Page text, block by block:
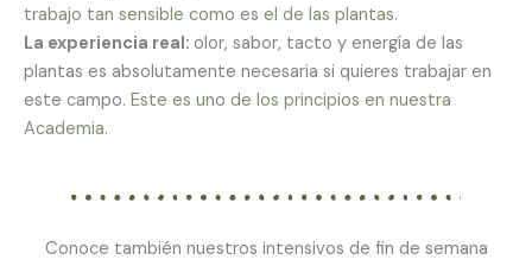
trabajo tan sensible como es el de las plantas.
La experiencia real: olor, sabor, tacto y energía de las
plantas es absolutamente necesaria si quieres trabajar en
este campo. Este es uno de los principios en nuestra
Academia.
Conoce también nuestros intensivos de fin de semana